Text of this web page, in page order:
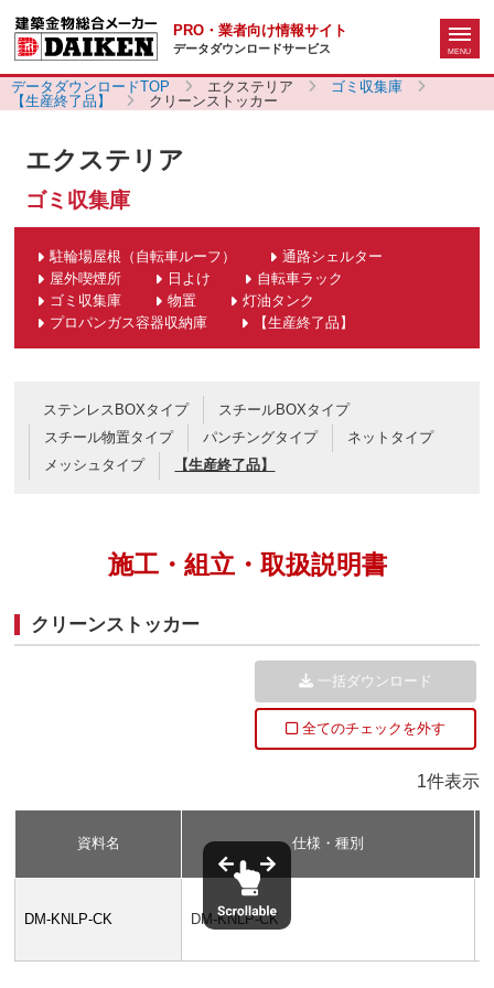
PRO・業者向け情報サイト
データダウンロードサービス
データダウンロードTOP エクステリア
ゴミ収集庫
【生産終了品】
クリーンストッカー
エクステリア
ゴミ収集庫
駐輪場屋根（自転車ルーフ）
通路シェルター
屋外喫煙所
日よけ
自転車ラック
ゴミ収集庫
物置
灯油タンク
プロパンガス容器収納庫
【生産終了品】
ステンレスBOXタイプ
スチールBOXタイプ
スチール物置タイプ
パンチングタイプ
ネットタイプ
メッシュタイプ
【生産終了品】
施工・組立・取扱説明書
クリーンストッカー
1件表示
一括ダウンロード
全てのチェックを外す
資料名 仕様・種別
DM-KNLP-CK DM-KNLP-CK